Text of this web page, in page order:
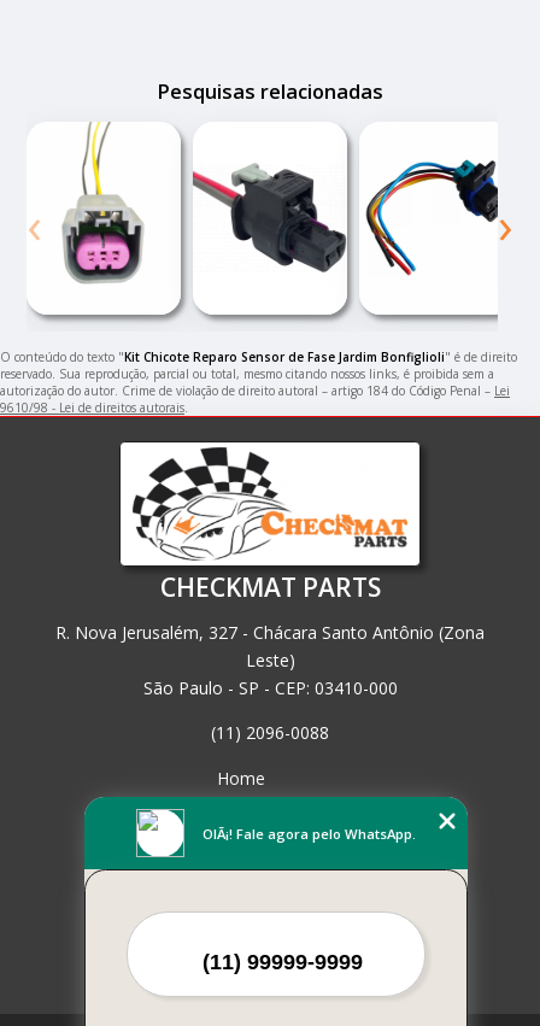
Pesquisas relacionadas
‹ ›
O conteúdo do texto "Kit Chicote Reparo Sensor de Fase Jardim Bonfiglioli" é de direito
reservado. Sua reprodução, parcial ou total, mesmo citando nossos links, é proibida sem a
autorização do autor. Crime de violação de direito autoral – artigo 184 do Código Penal – Lei
9610/98 - Lei de direitos autorais.
CHECKMAT PARTS
R. Nova Jerusalém, 327 - Chácara Santo Antônio (Zona
Leste)
São Paulo - SP - CEP: 03410-000
(11) 2096-0088
Home
Missão
Mapa do site
OlÃ¡! Fale agora pelo WhatsApp.